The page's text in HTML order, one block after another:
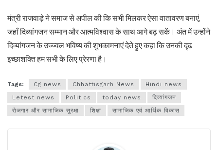
मंत्री राजवाड़े ने समाज से अपील की कि सभी मिलकर ऐसा वातावरण बनाएं,
जहाँ दिव्यांगजन सम्मान और आत्मविश्वास के साथ आगे बढ़ सकें। अंत में उन्होंने
दिव्यांगजन के उज्ज्वल भविष्य की शुभकामनाएं देते हुए कहा कि उनकी दृढ़
इच्छाशक्ति हम सभी के लिए प्रेरणा है।
Tags: Cg news Chhattisgarh News
Hindi news
Letest news
Politics today news
दिव्यांगजन
रोजगार और सामाजिक सुरक्षा
शिक्षा सामाजिक एवं आर्थिक विकास